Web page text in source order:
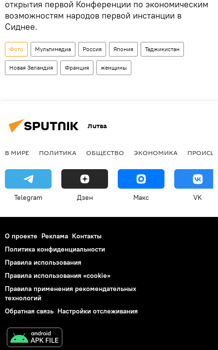
открытия первой Конференции по экономическим
возможностям народов первой инстанции в
Сиднее.
Фото Мультимедиа Россия Япония Таджикистан
Новая Зеландия Франция женщины
Литва
В МИРЕ ПОЛИТИКА ОБЩЕСТВО ЭКОНОМИКА
Telegram Дзен Макс VK
О проекте Реклама Контакты
Политика конфиденциальности
Правила использования
Правила использования «cookie»
Правила применения рекомендательных
технологий
Обратная связь Настройки отслеживания